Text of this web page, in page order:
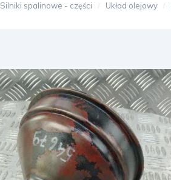
Silniki spalinowe - części Układ olejowy